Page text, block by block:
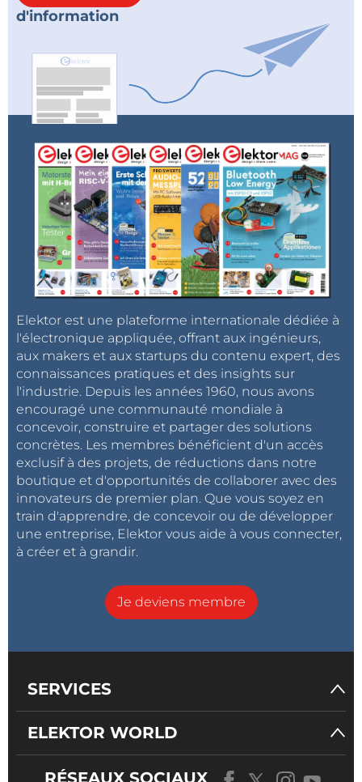
d'information
Elektor est une plateforme internationale dédiée à
l'électronique appliquée, offrant aux ingénieurs,
aux makers et aux startups du contenu expert, des
connaissances pratiques et des insights sur
l'industrie. Depuis les années 1960, nous avons
encouragé une communauté mondiale à
concevoir, construire et partager des solutions
concrètes. Les membres bénéficient d'un accès
exclusif à des projets, de réductions dans notre
boutique et d'opportunités de collaborer avec des
innovateurs de premier plan. Que vous soyez en
train d'apprendre, de concevoir ou de développer
une entreprise, Elektor vous aide à vous connecter,
à créer et à grandir.
Je deviens membre
SERVICES
ELEKTOR WORLD